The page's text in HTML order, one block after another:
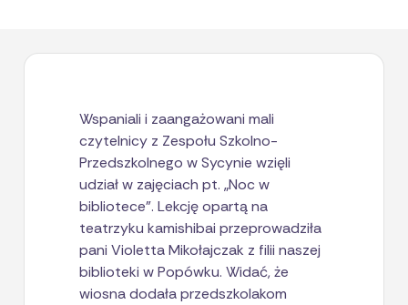
Wspaniali i zaangażowani mali
czytelnicy z Zespołu Szkolno-
Przedszkolnego w Sycynie wzięli
udział w zajęciach pt. „Noc w
bibliotece”. Lekcję opartą na
teatrzyku kamishibai przeprowadziła
pani Violetta Mikołajczak z filii naszej
biblioteki w Popówku. Widać, że
wiosna dodała przedszkolakom